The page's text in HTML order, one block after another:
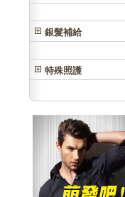
銀髮補給
特殊照護